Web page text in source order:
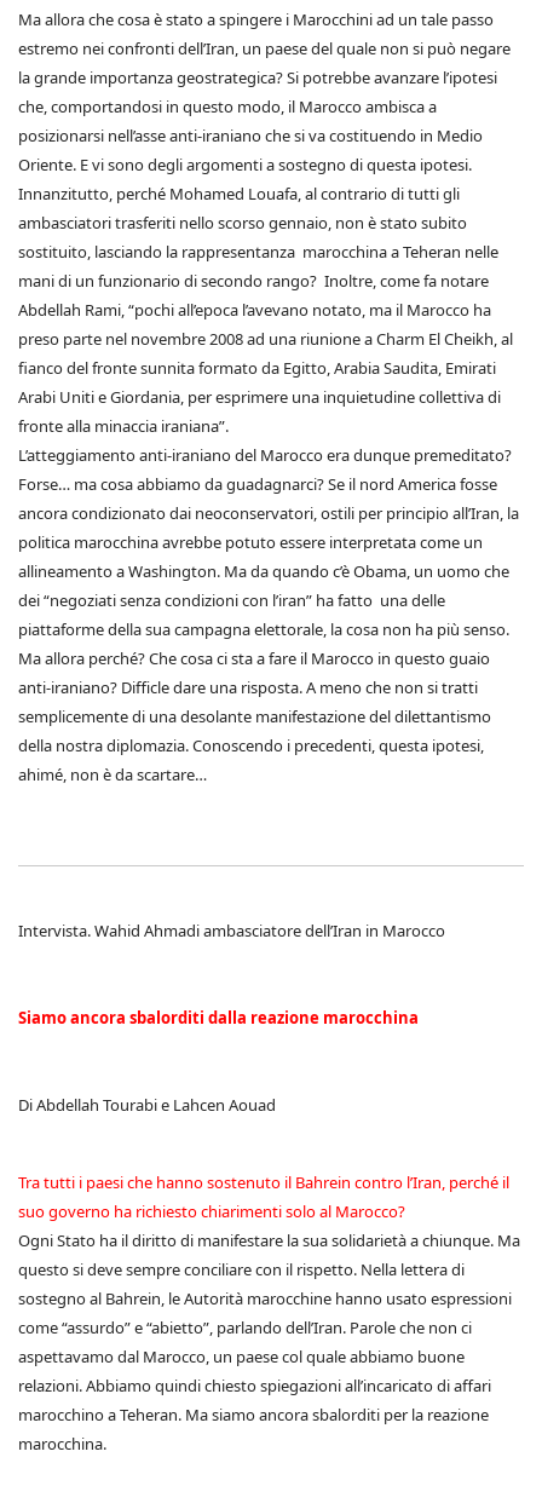
Ma allora che cosa è stato a spingere i Marocchini ad un tale passo
estremo nei confronti dell’Iran, un paese del quale non si può negare
la grande importanza geostrategica? Si potrebbe avanzare l’ipotesi
che, comportandosi in questo modo, il Marocco ambisca a
posizionarsi nell’asse anti-iraniano che si va costituendo in Medio
Oriente. E vi sono degli argomenti a sostegno di questa ipotesi.
Innanzitutto, perché Mohamed Louafa, al contrario di tutti gli
ambasciatori trasferiti nello scorso gennaio, non è stato subito
sostituito, lasciando la rappresentanza marocchina a Teheran nelle
mani di un funzionario di secondo rango? Inoltre, come fa notare
Abdellah Rami, “pochi all’epoca l’avevano notato, ma il Marocco ha
preso parte nel novembre 2008 ad una riunione a Charm El Cheikh, al
fianco del fronte sunnita formato da Egitto, Arabia Saudita, Emirati
Arabi Uniti e Giordania, per esprimere una inquietudine collettiva di
fronte alla minaccia iraniana”.
L’atteggiamento anti-iraniano del Marocco era dunque premeditato?
Forse… ma cosa abbiamo da guadagnarci? Se il nord America fosse
ancora condizionato dai neoconservatori, ostili per principio all’Iran, la
politica marocchina avrebbe potuto essere interpretata come un
allineamento a Washington. Ma da quando c’è Obama, un uomo che
dei “negoziati senza condizioni con l’iran” ha fatto una delle
piattaforme della sua campagna elettorale, la cosa non ha più senso.
Ma allora perché? Che cosa ci sta a fare il Marocco in questo guaio
anti-iraniano? Difficle dare una risposta. A meno che non si tratti
semplicemente di una desolante manifestazione del dilettantismo
della nostra diplomazia. Conoscendo i precedenti, questa ipotesi,
ahimé, non è da scartare…
Intervista. Wahid Ahmadi ambasciatore dell’Iran in Marocco
Siamo ancora sbalorditi dalla reazione marocchina
Di Abdellah Tourabi e Lahcen Aouad
Tra tutti i paesi che hanno sostenuto il Bahrein contro l’Iran, perché il
suo governo ha richiesto chiarimenti solo al Marocco?
Ogni Stato ha il diritto di manifestare la sua solidarietà a chiunque. Ma
questo si deve sempre conciliare con il rispetto. Nella lettera di
sostegno al Bahrein, le Autorità marocchine hanno usato espressioni
come “assurdo” e “abietto”, parlando dell’Iran. Parole che non ci
aspettavamo dal Marocco, un paese col quale abbiamo buone
relazioni. Abbiamo quindi chiesto spiegazioni all’incaricato di affari
marocchino a Teheran. Ma siamo ancora sbalorditi per la reazione
marocchina.